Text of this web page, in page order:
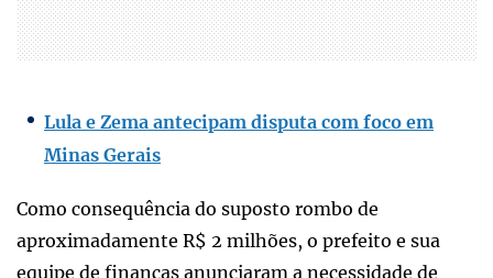
Lula e Zema antecipam disputa com foco em
Minas Gerais
Como consequência do suposto rombo de
aproximadamente R$ 2 milhões, o prefeito e sua
equipe de finanças anunciaram a necessidade de